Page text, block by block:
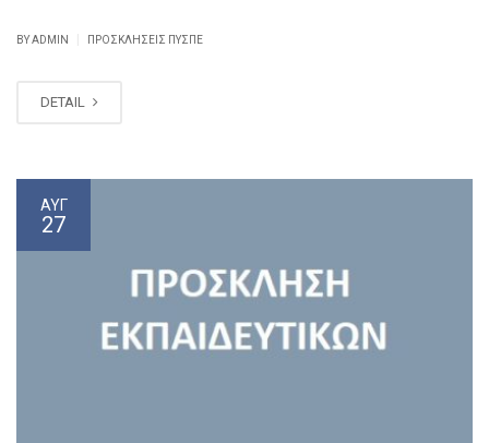
BY ADMIN ΠΡΟΣΚΛΉΣΕΙΣ ΠΥΣΠΕ
DETAIL
ΑΥΓ
27